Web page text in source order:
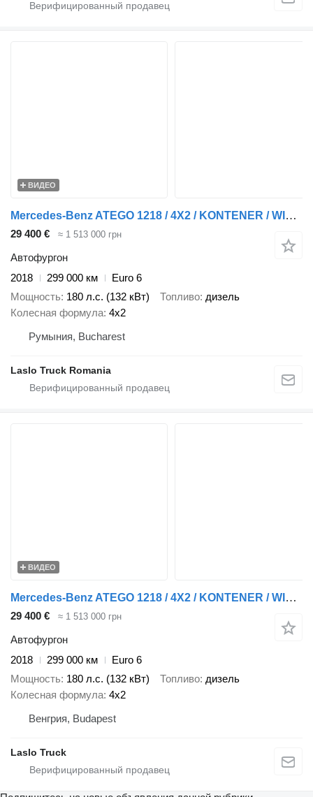
ВИДЕО
Mercedes-Benz ATEGO 1218 / 4X2 / KONTENER / WINDA DHOLLANDIA - 1 500KG / ROLET
29 400 € ≈ 1 513 000 грн
Автофургон
2018
299 000 км
Euro 6
Мощность 180 л.с. (132 кВт) Топливо дизель
Колесная формула 4x2
Румыния, Bucharest
Laslo Truck Romania
ВИДЕО
Mercedes-Benz ATEGO 1218 / 4X2 / KONTENER / WINDA DHOLLANDIA - 1 500KG / ROLET
29 400 € ≈ 1 513 000 грн
Автофургон
2018
299 000 км
Euro 6
Мощность 180 л.с. (132 кВт) Топливо дизель
Колесная формула 4x2
Венгрия, Budapest
Laslo Truck